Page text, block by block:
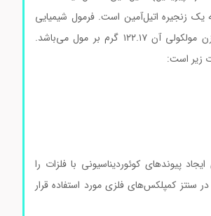
زنجیره اتیل‌آمین است. فرمول شیمیایی
آن C₇H₁₀N₂ و وزن مولکولی آن ۱۲۲.۱۷ گرم بر مول می‌باشد.
است:
پیوندهای کوئوردیناسیونی با فلزات را
کمپلکس‌های فلزی مورد استفاده قرار